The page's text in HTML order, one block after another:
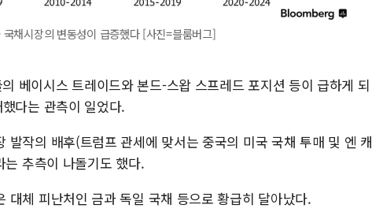
채시장의 변동성이 급증했다 [사진=블룸버그]
베이시스 트레이드와 본드-스왑 스프레드 포지션 등이 급하게 되
다는 관측이 일었다.
발작의 배후(트럼프 관세에 맞서는 중국의 미국 국채 투매 및 엔 캐
추측이 나돌기도 했다.
대체 피난처인 금과 독일 국채 등으로 황급히 달아났다.